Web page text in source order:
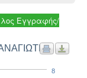
Εγγραφής/
8